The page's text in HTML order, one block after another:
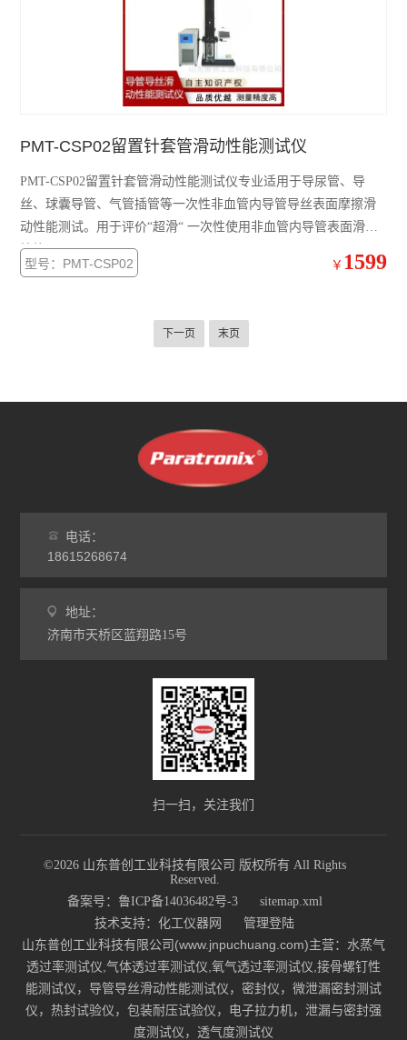
PMT-CSP02留置针套管滑动性能测试仪
PMT-CSP02留置针套管滑动性能测试仪专业适用于导尿管、导
丝、球囊导管、气管插管等一次性非血管内导管导丝表面摩擦滑
动性能测试。用于评价“超滑“ 一次性使用非血管内导管表面滑动
性能。
型号：PMT-CSP02 ￥ 1599
下一页 末页
电话：
18615268674
地址：
济南市天桥区蓝翔路15号
扫一扫，关注我们
©2026 山东普创工业科技有限公司 版权所有 All Rights
Reserved.
备案号：鲁ICP备14036482号-3
sitemap.xml
技术支持： 化工仪器网 管理登陆
山东普创工业科技有限公司(www.jnpuchuang.com)主营：水蒸气
透过率测试仪,气体透过率测试仪,氧气透过率测试仪,接骨螺钉性
能测试仪，导管导丝滑动性能测试仪，密封仪，微泄漏密封测试
仪，热封试验仪，包装耐压试验仪，电子拉力机，泄漏与密封强
度测试仪，透气度测试仪